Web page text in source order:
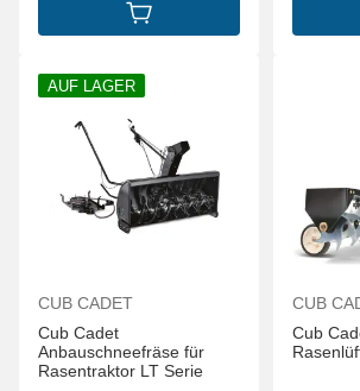
IN DEN WARENKORB
AUF LAGER
CUB CADET
Cub Cadet
Anbauschneefräse für
Rasentraktor LT Serie
CUB
Cub